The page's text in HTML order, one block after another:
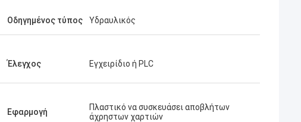
Οδηγημένος τύπος Υδραυλικός
Έλεγχος Εγχειρίδιο ή PLC
Εφαρμογή
Πλαστικό να συσκευάσει αποβλήτων
άχρηστων χαρτιών